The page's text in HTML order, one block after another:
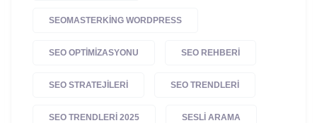
SEOMASTERKING WORDPRESS
SEO OPTIMIZASYONU SEO REHBERI
SEO STRATEJILERI SEO TRENDLERI
SEO TRENDLERI 2025 SESLI ARAMA